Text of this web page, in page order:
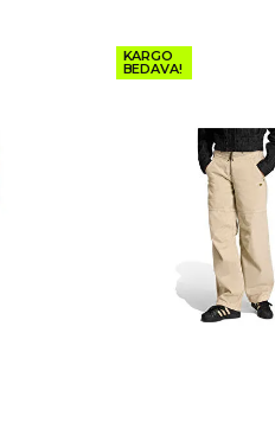
KARGO
BEDAVA!